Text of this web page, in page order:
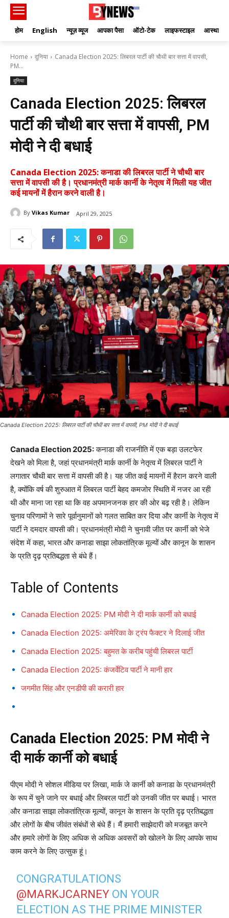
होम English न्यूज़ व्यूज आपका पैसा ऑटो-टेक लाइफस्टाइल आस्था
Home दुनिया
Canada Election 2025: लिबरल पार्टी की चौथी बार सत्ता में वापसी,
PM...
दुनिया
Canada Election 2025: लिबरल
पार्टी की चौथी बार सत्ता में वापसी, PM
मोदी ने दी बधाई
Canada Election 2025: कनाडा की लिबरल पार्टी ने चौथी बार
सत्ता में वापसी की है। प्रधानमंत्री मार्क कार्नी के नेतृत्व में मिली यह जीत
कई मायनों में हैरान करने वाली है।
By Vikas Kumar April 29, 2025
Canada Election 2025: लिबरल पार्टी की चौथी बार सत्ता में वापसी, PM मोदी ने दी बधाई
Canada Election 2025:कनाडा की राजनीति में एक बड़ा उलटफेर
देखने को मिला है, जहां प्रधानमंत्री मार्क कार्नी के नेतृत्व में लिबरल पार्टी ने
लगातार चौथी बार सत्ता में वापसी की है। यह जीत कई मायनों में हैरान करने वाली
है, क्योंकि वर्ष की शुरुआत में लिबरल पार्टी बेहद कमजोर स्थिति में नजर आ रही
थी और माना जा रहा था कि वह अपमानजनक हार की ओर बढ़ रही है। लेकिन
चुनाव परिणामों ने सारे पूर्वानुमानों को गलत साबित कर दिया और कार्नी के नेतृत्व में
पार्टी ने दमदार वापसी की। प्रधानमंत्री मोदी ने चुनावी जीत पर कार्नी को भेजे
संदेश में कहा, भारत और कनाडा साझा लोकतांत्रिक मूल्यों और कानून के शासन
के प्रति दृढ़ प्रतिबद्धता से बंधे हैं।
Table of Contents
Canada Election 2025: PM मोदी ने दी मार्क कार्नी को बधाई
Canada Election 2025: अमेरिका के ट्रंप फैक्टर ने दिलाई जीत
Canada Election 2025: बहुमत के करीब पहुंची लिबरल पार्टी
Canada Election 2025: कंजर्वेटिव पार्टी ने मानी हार
जगमीत सिंह और एनडीपी की करारी हार
Canada Election 2025: PM मोदी ने
दी मार्क कार्नी को बधाई
पीएम मोदी ने सोशल मीडिया पर लिखा, मार्क जे कार्नी को कनाडा के प्रधानमंत्री
के रूप में चुने जाने पर बधाई और लिबरल पार्टी को उनकी जीत पर बधाई। भारत
और कनाडा साझा लोकतांत्रिक मूल्यों, कानून के शासन के प्रति दृढ़ प्रतिबद्धता
और लोगों के बीच जीवंत संबंधों से बंधे हैं। मैं हमारी साझेदारी को मजबूत करने
और हमारे लोगों के लिए अधिक से अधिक अवसरों को खोलने के लिए आपके साथ
काम करने के लिए उत्सुक हूं।
CONGRATULATIONS
@MARKJCARNEY ON YOUR
ELECTION AS THE PRIME MINISTER